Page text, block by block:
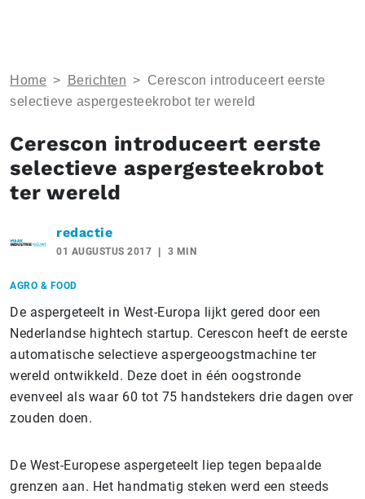
Home > Berichten > Cerescon introduceert eerste
selectieve aspergesteekrobot ter wereld
Cerescon introduceert eerste
selectieve aspergesteekrobot
ter wereld
redactie
01 AUGUSTUS 2017 3 MIN
AGRO & FOOD
De aspergeteelt in West-Europa lijkt gered door een
Nederlandse hightech startup. Cerescon heeft de eerste
automatische selectieve aspergeoogstmachine ter
wereld ontwikkeld. Deze doet in één oogstronde
evenveel als waar 60 tot 75 handstekers drie dagen over
zouden doen.
De West-Europese aspergeteelt liep tegen bepaalde
grenzen aan. Het handmatig steken werd een steeds